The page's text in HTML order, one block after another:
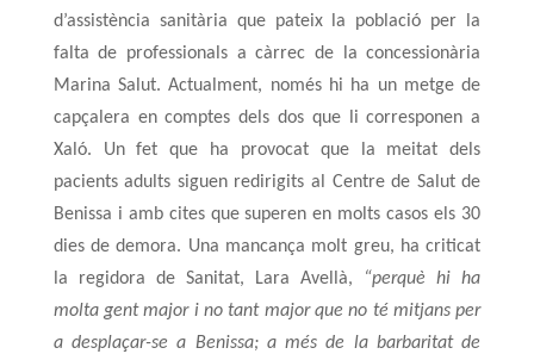
d’assistència sanitària que pateix la població per la
falta de professionals a càrrec de la concessionària
Marina Salut. Actualment, només hi ha un metge de
capçalera en comptes dels dos que li corresponen a
Xaló. Un fet que ha provocat que la meitat dels
pacients adults siguen redirigits al Centre de Salut de
Benissa i amb cites que superen en molts casos els 30
dies de demora. Una mancança molt greu, ha criticat
la regidora de Sanitat, Lara Avellà,
“perquè hi ha
molta gent major i no tant major que no té mitjans per
a desplaçar-se a Benissa; a més de la barbaritat de